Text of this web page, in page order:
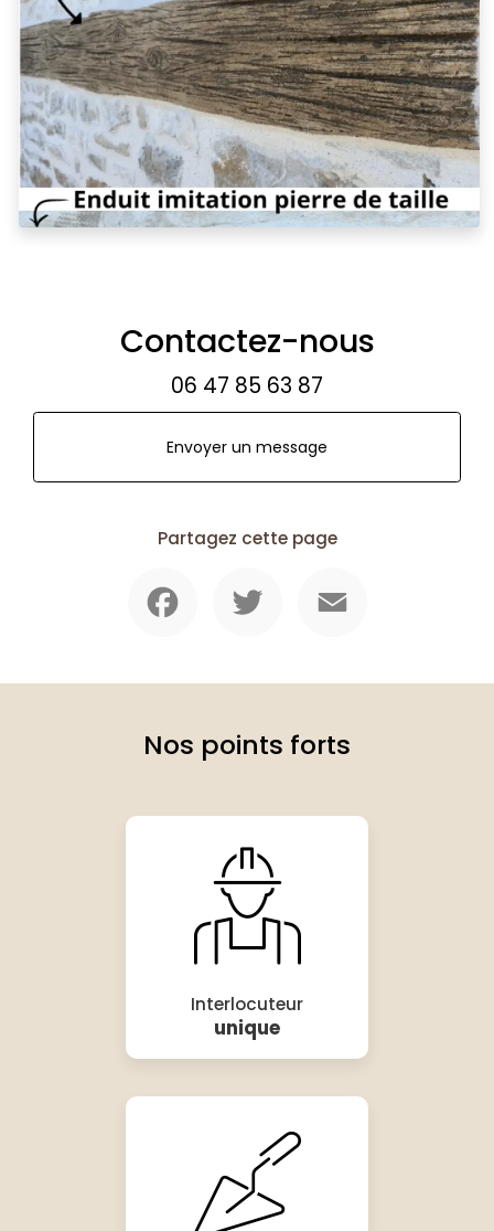
Contactez-nous
06 47 85 63 87
Envoyer un message
Partagez cette page
Nos points forts
Interlocuteur
unique